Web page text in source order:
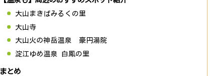
大山まきばみるくの里
大山寺
大山火の神岳温泉 豪円湯院
淀江ゆめ温泉 白鳳の里
まとめ